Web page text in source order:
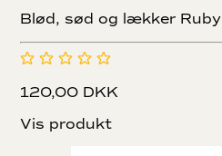
Blød, sød og lækker Ruby
120,00 DKK
Vis produkt